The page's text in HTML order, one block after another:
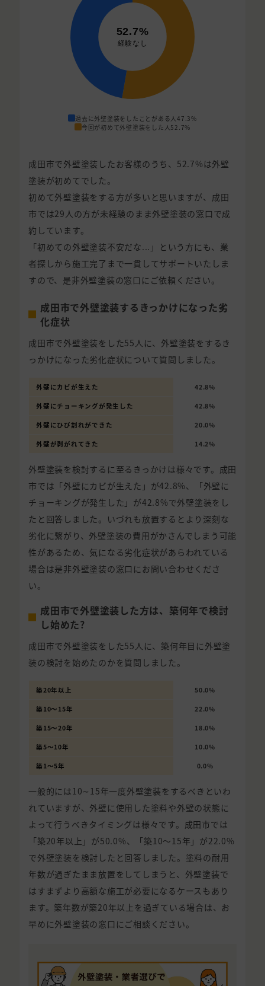
過去に外壁塗装をしたことがある人47.3%
今回が初めて外壁塗装をした人 52.7%
成田市で外壁塗装したお客様のうち、52.7%は外壁
塗装が初めてでした。
初めて外壁塗装をする方が多いと思いますが、成田
市では29人の方が未経験のまま外壁塗装の窓口で成
約しています。
「初めての外壁塗装不安だな...」という方にも、業
者探しから施工完了まで一貫してサポートいたしま
すので、是非外壁塗装の窓口にご依頼ください。
成田市で外壁塗装するきっかけになった劣
化症状
成田市で外壁塗装をした55人に、外壁塗装をするき
っかけになった劣化症状について質問しました。
外壁にカビが生えた 42.8%
外壁にチョーキングが発生した 42.8%
外壁にひび割れができた 20.0%
外壁が剥がれてきた 14.2%
外壁塗装を検討するに至るきっかけは様々です。成田
市では「外壁にカビが生えた」が42.8%、「外壁に
チョーキングが発生した」が42.8%で外壁塗装をし
たと回答しました。いづれも放置するとより深刻な
劣化に繋がり、外壁塗装の費用がかさんでしまう可能
性があるため、気になる劣化症状があらわれている
場合は是非外壁塗装の窓口にお問い合わせくださ
い。
成田市で外壁塗装した方は、築何年で検討
し始めた?
成田市で外壁塗装をした55人に、築何年目に外壁塗
装の検討を始めたのかを質問しました。
築20年以上 50.0%
築10〜15年 22.0%
築15〜20年 18.0%
築5〜10年 10.0%
築1〜5年 0.0%
一般的には10∼15年一度外壁塗装をするべきといわ
れていますが、外壁に使用した塗料や外壁の状態に
よって行うべきタイミングは様々です。成田市では
「築20年以上」が50.0%、「築10〜15年」が22.0%
で外壁塗装を検討したと回答しました。塗料の耐用
年数が過ぎたまま放置をしてしまうと、外壁塗装で
はすまずより高額な施工が必要になるケースもあり
ます。築年数が築20年以上を過ぎている場合は、お
早めに外壁塗装の窓口にご相談ください。